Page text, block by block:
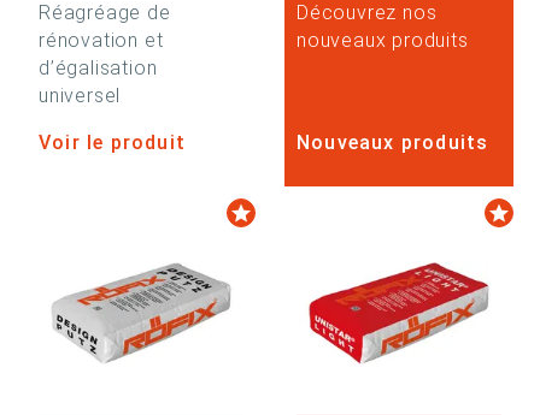
Réagréage de
rénovation et
d’égalisation
universel
Voir le produit
Découvrez nos
nouveaux produits
Nouveaux produits